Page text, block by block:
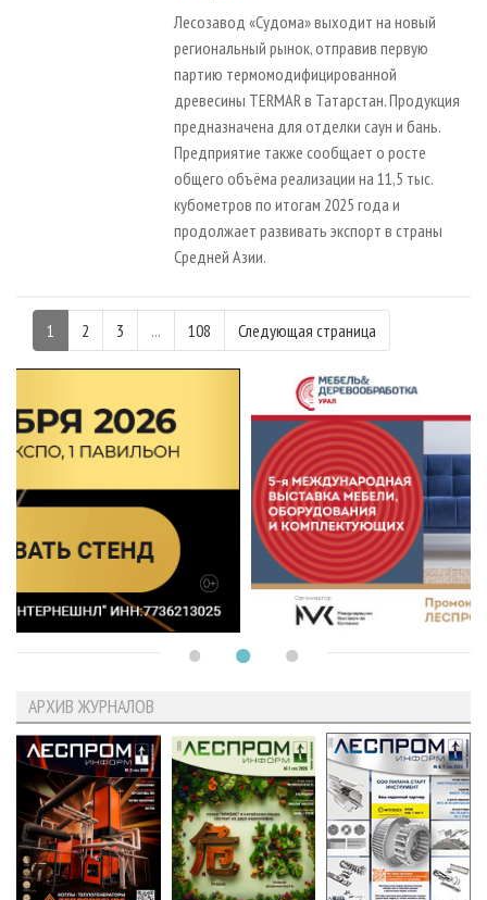
Лесозавод «Судома» выходит на новый
региональный рынок, отправив первую
партию термомодифицированной
древесины TERMAR в Татарстан. Продукция
предназначена для отделки саун и бань.
Предприятие также сообщает о росте
общего объёма реализации на 11,5 тыс.
кубометров по итогам 2025 года и
продолжает развивать экспорт в страны
Средней Азии.
1 2 3 ... 108 Следующая страница
АРХИВ ЖУРНАЛОВ